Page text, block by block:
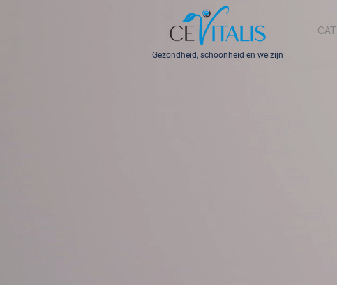
Gezondheid, schoonheid en welzijn